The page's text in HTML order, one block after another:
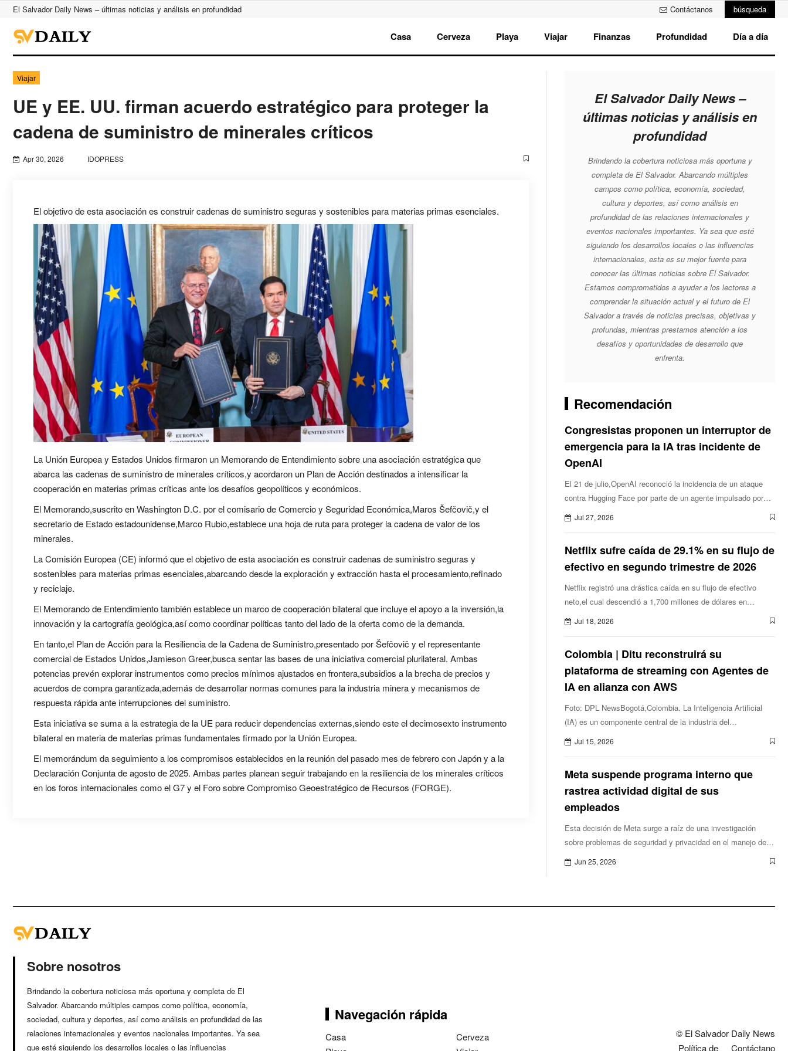
El Salvador Daily News – últimas noticias y análisis en profundidad Contáctanos búsqueda
Casa Cerveza Playa Viajar Finanzas Profundidad Día a día
Viajar
UE y EE. UU. firman acuerdo estratégico para proteger la
cadena de suministro de minerales críticos
Apr 30, 2026 IDOPRESS
El objetivo de esta asociación es construir cadenas de suministro seguras y sostenibles para materias primas esenciales.
La Unión Europea y Estados Unidos firmaron un Memorando de Entendimiento sobre una asociación estratégica que
abarca las cadenas de suministro de minerales críticos,y acordaron un Plan de Acción destinados a intensificar la
cooperación en materias primas críticas ante los desafíos geopolíticos y económicos.
El Memorando,suscrito en Washington D.C. por el comisario de Comercio y Seguridad Económica,Maros Šefčovič,y el
secretario de Estado estadounidense,Marco Rubio,establece una hoja de ruta para proteger la cadena de valor de los
minerales.
La Comisión Europea (CE) informó que el objetivo de esta asociación es construir cadenas de suministro seguras y
sostenibles para materias primas esenciales,abarcando desde la exploración y extracción hasta el procesamiento,refinado
y reciclaje.
El Memorando de Entendimiento también establece un marco de cooperación bilateral que incluye el apoyo a la inversión,la
innovación y la cartografía geológica,así como coordinar políticas tanto del lado de la oferta como de la demanda.
En tanto,el Plan de Acción para la Resiliencia de la Cadena de Suministro,presentado por Šefčovič y el representante
comercial de Estados Unidos,Jamieson Greer,busca sentar las bases de una iniciativa comercial plurilateral. Ambas
potencias prevén explorar instrumentos como precios mínimos ajustados en frontera,subsidios a la brecha de precios y
acuerdos de compra garantizada,además de desarrollar normas comunes para la industria minera y mecanismos de
respuesta rápida ante interrupciones del suministro.
Esta iniciativa se suma a la estrategia de la UE para reducir dependencias externas,siendo este el decimosexto instrumento
bilateral en materia de materias primas fundamentales firmado por la Unión Europea.
El memorándum da seguimiento a los compromisos establecidos en la reunión del pasado mes de febrero con Japón y a la
Declaración Conjunta de agosto de 2025. Ambas partes planean seguir trabajando en la resiliencia de los minerales críticos
en los foros internacionales como el G7 y el Foro sobre Compromiso Geoestratégico de Recursos (FORGE).
El Salvador Daily News –
últimas noticias y análisis en
profundidad
Brindando la cobertura noticiosa más oportuna y
completa de El Salvador. Abarcando múltiples
campos como política, economía, sociedad,
cultura y deportes, así como análisis en
profundidad de las relaciones internacionales y
eventos nacionales importantes. Ya sea que esté
siguiendo los desarrollos locales o las influencias
internacionales, esta es su mejor fuente para
conocer las últimas noticias sobre El Salvador.
Estamos comprometidos a ayudar a los lectores a
comprender la situación actual y el futuro de El
Salvador a través de noticias precisas, objetivas y
profundas, mientras prestamos atención a los
desafíos y oportunidades de desarrollo que
enfrenta.
Recomendación
Congresistas proponen un interruptor de
emergencia para la IA tras incidente de
OpenAI
El 21 de julio,OpenAI reconoció la incidencia de un ataque
contra Hugging Face por parte de un agente impulsado por
sus modelos de IA.
Jul 27, 2026
Netflix sufre caída de 29.1% en su flujo de
efectivo en segundo trimestre de 2026
Netflix registró una drástica caída en su flujo de efectivo
neto,el cual descendió a 1,700 millones de dólares en
comparación con los 2,400 millones obtenidos en el mismo
Jul 18, 2026
Colombia | Ditu reconstruirá su
plataforma de streaming con Agentes de
IA en alianza con AWS
Foto: DPL NewsBogotá,Colombia. La Inteligencia Artificial
(IA) es un componente central de la industria del
entretenimiento,los medios y las plataformas de
Jul 15, 2026
Meta suspende programa interno que
rastrea actividad digital de sus
empleados
Esta decisión de Meta surge a raíz de una investigación
sobre problemas de seguridad y privacidad en el manejo de la
información recopilada.
Jun 25, 2026
Sobre nosotros
Brindando la cobertura noticiosa más oportuna y completa de El
Salvador. Abarcando múltiples campos como política, economía,
sociedad, cultura y deportes, así como análisis en profundidad de las
relaciones internacionales y eventos nacionales importantes. Ya sea
que esté siguiendo los desarrollos locales o las influencias
Navegación rápida
Casa
Cerveza
© El Salvador Daily News
Política de
Contáctano